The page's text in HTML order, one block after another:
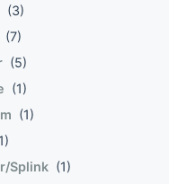
(3)
(7)
(5)
(1)
(1)
Splink (1)